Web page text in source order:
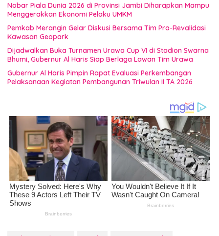
Nobar Piala Dunia 2026 di Provinsi Jambi Diharapkan Mampu
Menggerakkan Ekonomi Pelaku UMKM
Pemkab Merangin Gelar Diskusi Bersama Tim Pra-Revalidasi
Kawasan Geopark
Dijadwalkan Buka Turnamen Urawa Cup VI di Stadion Swarna
Bhumi, Gubernur Al Haris Siap Berlaga Lawan Tim Urawa
Gubernur Al Haris Pimpin Rapat Evaluasi Perkembangan
Pelaksanaan Kegiatan Pembangunan Triwulan II TA 2026